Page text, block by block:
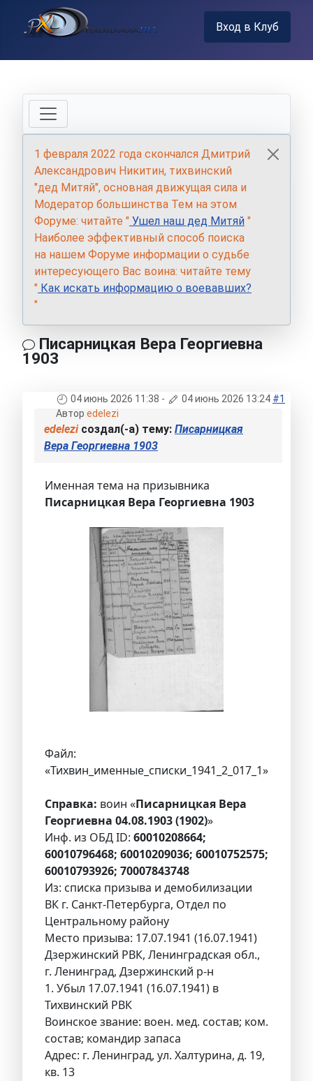
Вход в Клуб
1 февраля 2022 года скончался Дмитрий
Александрович Никитин, тихвинский
"дед Митяй", основная движущая сила и
Модератор большинства Тем на этом
Форуме: читайте " Ушел наш дед Митяй "
Наиболее эффективный способ поиска
на нашем Форуме информации о судьбе
интересующего Вас воина: читайте тему
" Как искать информацию о воевавших?
"
Писарницкая Вера Георгиевна
1903
04 июнь 2026 11:38 - 04 июнь 2026 13:24 #1
Автор edelezi
edeleziсоздал(-а) тему: Писарницкая
Вера Георгиевна 1903
Именная тема на призывника
Писарницкая Вера Георгиевна 1903
Файл:
«Тихвин_именные_списки_1941_2_017_1»
Справка: воин «Писарницкая Вера
Георгиевна 04.08.1903 (1902)»
Инф. из ОБД ID: 60010208664;
60010796468; 60010209036; 60010752575;
60010793926; 70007843748
Из: списка призыва и демобилизации
ВК г. Санкт-Петербурга, Отдел по
Центральному району
Место призыва: 17.07.1941 (16.07.1941)
Дзержинский РВК, Ленинградская обл.,
г. Ленинград, Дзержинский р-н
1. Убыл 17.07.1941 (16.07.1941) в
Тихвинский РВК
Воинское звание: воен. мед. состав; ком.
состав; командир запаса
Адрес: г. Ленинград, ул. Халтурина, д. 19,
кв. 13